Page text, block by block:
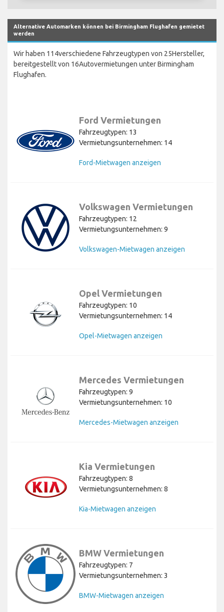
Alternative Automarken können bei Birmingham Flughafen gemietet
werden
Wir haben 114verschiedene Fahrzeugtypen von 25Hersteller,
bereitgestellt von 16Autovermietungen unter Birmingham
Flughafen.
Ford Vermietungen
Fahrzeugtypen: 13
Vermietungsunternehmen: 14
Ford-Mietwagen anzeigen
Volkswagen Vermietungen
Fahrzeugtypen: 12
Vermietungsunternehmen: 9
Volkswagen-Mietwagen anzeigen
Opel Vermietungen
Fahrzeugtypen: 10
Vermietungsunternehmen: 14
Opel-Mietwagen anzeigen
Mercedes Vermietungen
Fahrzeugtypen: 9
Vermietungsunternehmen: 10
Mercedes-Mietwagen anzeigen
Kia Vermietungen
Fahrzeugtypen: 8
Vermietungsunternehmen: 8
Kia-Mietwagen anzeigen
BMW Vermietungen
Fahrzeugtypen: 7
Vermietungsunternehmen: 3
BMW-Mietwagen anzeigen